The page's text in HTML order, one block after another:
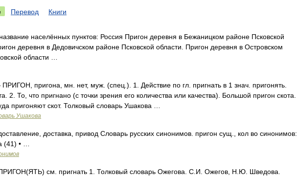
Перевод Книги
населённых пунктов: Россия Пригон деревня в Бежаницком районе Псковской
деревня в Дедовичском районе Псковской области. Пригон деревня в Островском
области …
пригона, мн. нет, муж. (спец.). 1. Действие по гл. пригнать в 1 знач. пригонять.
2. То, что пригнано (с точки зрения его количества или качества). Большой пригон скота.
пригоняют скот. Толковый словарь Ушакова …
Ушакова
доставка, привод Словарь русских синонимов. пригон сущ., кол во синонимов:
(41) • …
см. пригнать 1. Толковый словарь Ожегова. С.И. Ожегов, Н.Ю. Шведова.